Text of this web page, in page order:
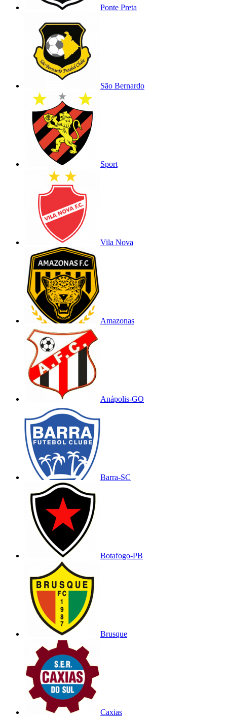
Ponte Preta
São Bernardo
Sport
Vila Nova
Amazonas
Anápolis-GO
Barra-SC
Botafogo-PB
Brusque
Caxias